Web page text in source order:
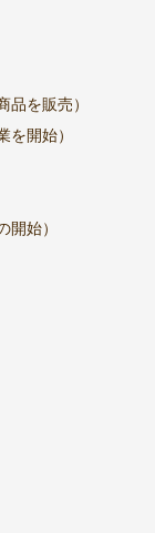
を販売）
開始）
始）